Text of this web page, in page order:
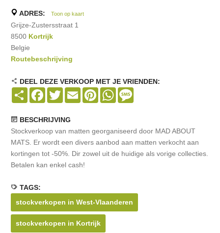
ADRES: Toon op kaart
Grijze-Zustersstraat 1
8500 Kortrijk
Belgie
Routebeschrijving
DEEL DEZE VERKOOP MET JE VRIENDEN:
Share Facebook
TwitterEmail PinterestWhatsApp
BESCHRIJVING
Stockverkoop van matten georganiseerd door MAD ABOUT
MATS. Er wordt een divers aanbod aan matten verkocht aan
kortingen tot -50%. Dir zowel uit de huidige als vorige collecties.
Betalen kan enkel cash!
TAGS:
stockverkopen in West-Vlaanderen
stockverkopen in Kortrijk